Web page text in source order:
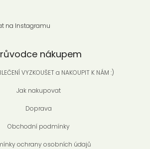
na Instagramu
nákupem
VYZKOUŠET a NAKOUPIT K NÁM :)
Jak nakupovat
Doprava
Obchodní podmínky
ochrany osobních údajů